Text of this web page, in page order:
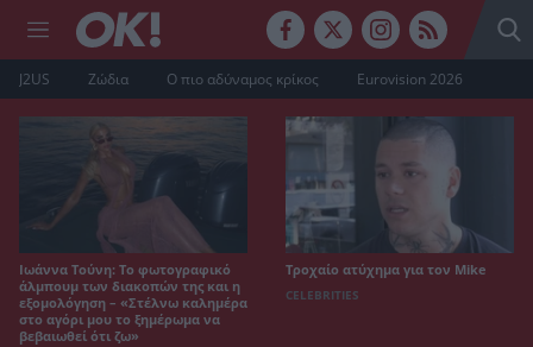
J2US Ζώδια Ο πιο αδύναμος κρίκος Eurovision 2026
Ιωάννα Τούνη: Το φωτογραφικό
άλμπουμ των διακοπών της και η
εξομολόγηση – «Στέλνω καλημέρα
στο αγόρι μου το ξημέρωμα να
βεβαιωθεί ότι ζω»
Τροχαίο ατύχημα για τον Mike
CELEBRITIES